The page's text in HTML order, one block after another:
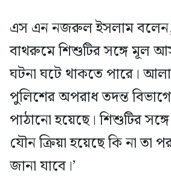
এস এন নজরুল ইসলাম বলেন,
বাথরুমে শিশুটির সঙ্গে মূল
ঘটনা ঘটে থাকতে পারে।
পুলিশের অপরাধ তদন্ত
পাঠানো হয়েছে। শিশুটির
যৌন ক্রিয়া হয়েছে কি না তা
জানা যাবে।’